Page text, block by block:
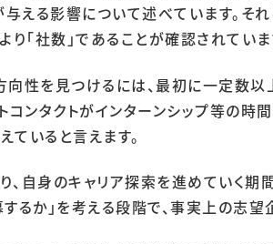
与える影響について述べています。
「社数」であることが確認されていま
性を見つけるには、最初に一定数
コンタクトがインターンシップ等の
いると言えます。
自身のキャリア探索を進めていく期
るか」を考える段階で、事実上の志望